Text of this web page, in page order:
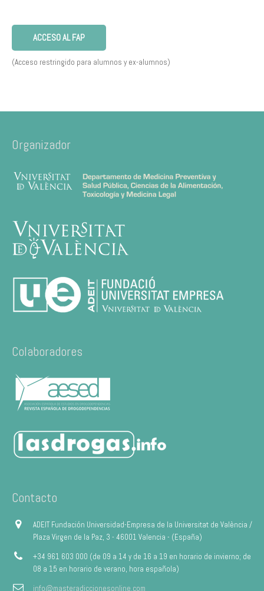
ACCESO AL FAP
(Acceso restringido para alumnos y ex-alumnos)
Organizador
Colaboradores
Contacto
ADEIT Fundación Universidad-Empresa de la Universitat de València /
Plaza Virgen de la Paz, 3 - 46001 Valencia - (España)
+34 961 603 000 (de 09 a 14 y de 16 a 19 en horario de invierno; de
08 a 15 en horario de verano, hora española)
info@masteradiccionesonline.com